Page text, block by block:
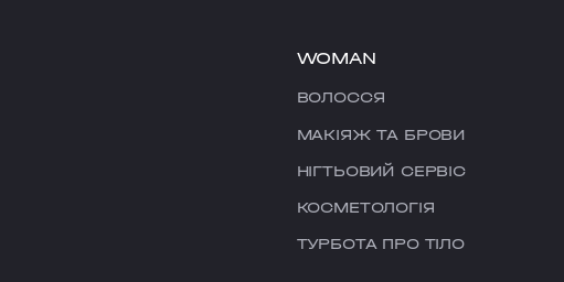
WOMAN
ВОЛОССЯ
МАКІЯЖ ТА БРОВИ
НІГТЬОВИЙ СЕРВІС
КОСМЕТОЛОГІЯ
ТУРБОТА ПРО ТІЛО